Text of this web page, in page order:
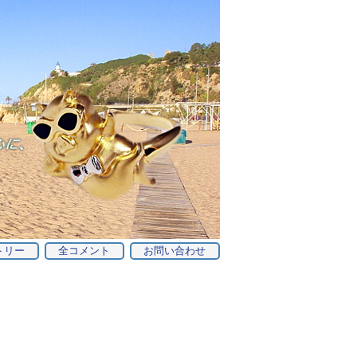
お問い合わせ
全コメント
リー